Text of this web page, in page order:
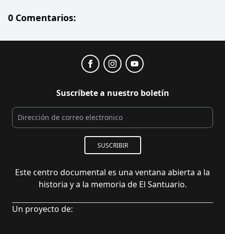
0 Comentarios:
Suscríbete a nuestro boletín
SUSCRIBIR
Este centro documental es una ventana abierta a la
historia y a la memoria de El Santuario.
Un proyecto de: